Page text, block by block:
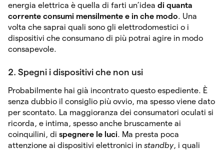
energia elettrica è quella di farti un’idea di quanta
corrente consumi mensilmente e in che modo. Una
volta che saprai quali sono gli elettrodomestici o i
dispositivi che consumano di più potrai agire in modo
consapevole.
2. Spegni i dispositivi che non usi
Probabilmente hai già incontrato questo espediente. È
senza dubbio il consiglio più ovvio, ma spesso viene dato
per scontato. La maggioranza dei consumatori oculati si
ricorda, e intima, spesso anche bruscamente ai
coinquilini, di spegnere le luci. Ma presta poca
attenzione ai dispositivi elettronici in standby, i quali